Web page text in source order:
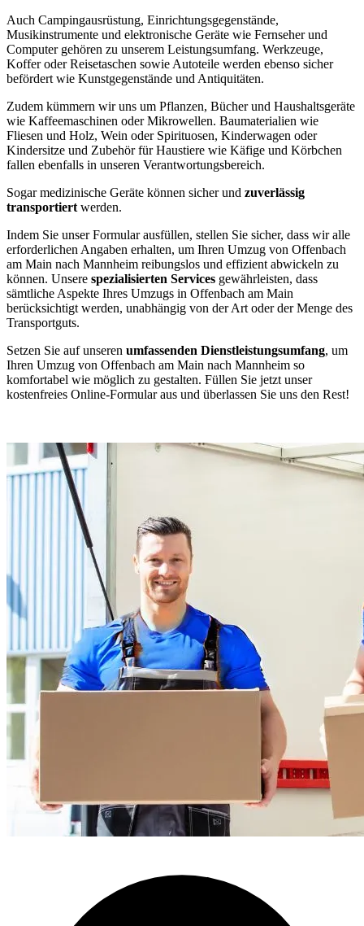
Auch Campingausrüstung, Einrichtungsgegenstände,
Musikinstrumente und elektronische Geräte wie Fernseher und
Computer gehören zu unserem Leistungsumfang. Werkzeuge,
Koffer oder Reisetaschen sowie Autoteile werden ebenso sicher
befördert wie Kunstgegenstände und Antiquitäten.
Zudem kümmern wir uns um Pflanzen, Bücher und Haushaltsgeräte
wie Kaffeemaschinen oder Mikrowellen. Baumaterialien wie
Fliesen und Holz, Wein oder Spirituosen, Kinderwagen oder
Kindersitze und Zubehör für Haustiere wie Käfige und Körbchen
fallen ebenfalls in unseren Verantwortungsbereich.
Sogar medizinische Geräte können sicher und zuverlässig
transportiert werden.
Indem Sie unser Formular ausfüllen, stellen Sie sicher, dass wir alle
erforderlichen Angaben erhalten, um Ihren Umzug von Offenbach
am Main nach Mannheim reibungslos und effizient abwickeln zu
können. Unsere spezialisierten Services gewährleisten, dass
sämtliche Aspekte Ihres Umzugs in Offenbach am Main
berücksichtigt werden, unabhängig von der Art oder der Menge des
Transportguts.
Setzen Sie auf unseren umfassenden Dienstleistungsumfang, um
Ihren Umzug von Offenbach am Main nach Mannheim so
komfortabel wie möglich zu gestalten. Füllen Sie jetzt unser
kostenfreies Online-Formular aus und überlassen Sie uns den Rest!